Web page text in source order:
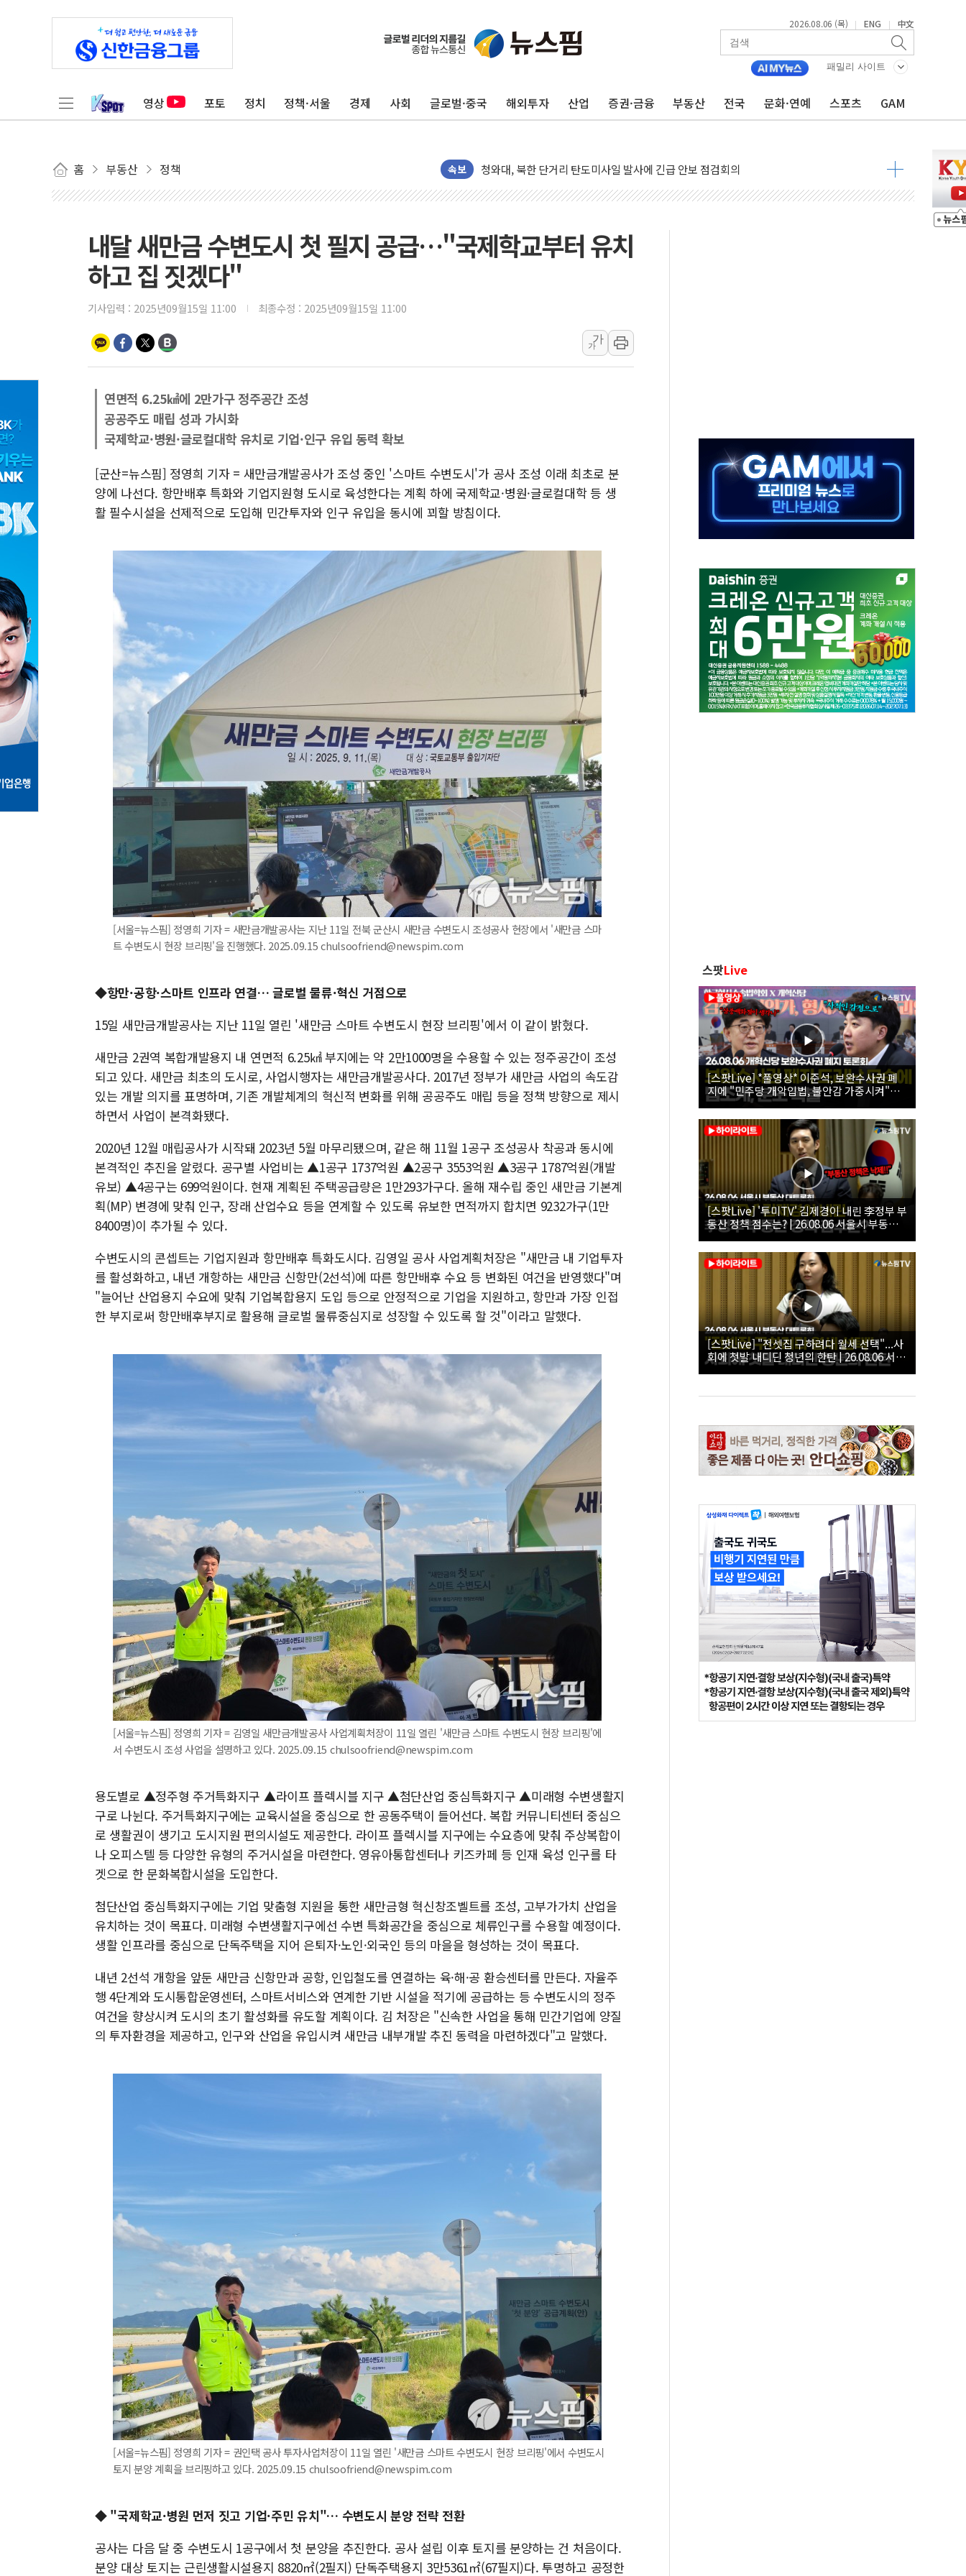
2026.08.06 (목) | ENG | 中文
패밀리 사이트
영상 포토 정치 정책·서울 경제 사회 글로벌·중국 해외투자 산업 증권·금융 부동산 전국 문화·연예 스포츠 GAM
홈 부동산 정책 속보
김정관 장관 "영업이익 N% 성과급 반대…상법·자본시장법 개정 논의"
뉴욕증시 프리뷰, 미 주가선물 AI주 차익실현 속 혼조세...웨스턴디지털·샌디스크↓
금값 7주 만에 최고…美 고용 둔화·호르무즈 재개방 기대에 강세
[인도증시] 중동 긴장 완화에 실적 호조까지, 상승...호실적 보고 기업 상승세 뚜렷
[베트남 증시] 지수 하락 속 'DGC' 임시 주총 기대감에 홀로 상한가…마진 잔액은 사상 최고
'월가의 황제' 다이먼 "금융시장 레버리지 위험수위…숨은 차입이 더 큰 변수"
[3보] 북, 원산서 동해로 단거리 탄도미사일 1발 발사… 올해 10번째·42일 만 도발
우크라 드론 전술, 중남미 콜롬비아에 새 안보 위기… 반군·마약카르텔이 습득해 전투 활용
강원도 폭염특보 11일째…온열질환·가축 피해 최소화 '총력 대응'
[코인 시황] 비트코인, ETF 자금 유입에도 박스권…美 암호화폐 법안 처리 여부도 변수
[르포] 39도 폭염 속 잠실 개표소 시위 '62일째'..."대부분 여기서 상주"
내달 새만금 수변도시 첫 필지 공급…"국제학교부터 유치
하고 집 짓겠다"
기사입력 : 2025년09월15일 11:00 최종수정 : 2025년09월15일 11:00
가
가
연면적 6.25㎢에 2만가구 정주공간 조성
공공주도 매립 성과 가시화
국제학교·병원·글로컬대학 유치로 기업·인구 유입 동력 확보
[군산=뉴스핌] 정영희 기자 = 새만금개발공사가 조성 중인 '스마트 수변도시'가 공사 조성 이래 최초로 분
양에 나선다. 항만배후 특화와 기업지원형 도시로 육성한다는 계획 하에 국제학교·병원·글로컬대학 등 생
활 필수시설을 선제적으로 도입해 민간투자와 인구 유입을 동시에 꾀할 방침이다.
[서울=뉴스핌] 정영희 기자 = 새만금개발공사는 지난 11일 전북 군산시 새만금 수변도시 조성공사 현장에서 '새만금 스마
트 수변도시 현장 브리핑'을 진행했다. 2025.09.15 chulsoofriend@newspim.com
◆항만·공항·스마트 인프라 연결… 글로벌 물류·혁신 거점으로
15일 새만금개발공사는 지난 11일 열린 '새만금 스마트 수변도시 현장 브리핑'에서 이 같이 밝혔다.
새만금 2권역 복합개발용지 내 연면적 6.25㎢ 부지에는 약 2만1000명을 수용할 수 있는 정주공간이 조성
되고 있다. 새만금 최초의 도시로, 사업시행자는 새만금개발공사다. 2017년 정부가 새만금 사업의 속도감
있는 개발 의지를 표명하며, 기존 개발체계의 혁신적 변화를 위해 공공주도 매립 등을 정책 방향으로 제시
하면서 사업이 본격화됐다.
2020년 12월 매립공사가 시작돼 2023년 5월 마무리됐으며, 같은 해 11월 1공구 조성공사 착공과 동시에
본격적인 추진을 알렸다. 공구별 사업비는 ▲1공구 1737억원 ▲2공구 3553억원 ▲3공구 1787억원(개발
유보) ▲4공구는 699억원이다. 현재 계획된 주택공급량은 1만293가구다. 올해 재수립 중인 새만금 기본계
획(MP) 변경에 맞춰 인구, 장래 산업수요 등을 연계할 수 있도록 유보한 면적까지 합치면 9232가구(1만
8400명)이 추가될 수 있다.
수변도시의 콘셉트는 기업지원과 항만배후 특화도시다. 김영일 공사 사업계획처장은 "새만금 내 기업투자
를 활성화하고, 내년 개항하는 새만금 신항만(2선석)에 따른 항만배후 수요 등 변화된 여건을 반영했다"며
"늘어난 산업용지 수요에 맞춰 기업복합용지 도입 등으로 안정적으로 기업을 지원하고, 항만과 가장 인접
한 부지로써 항만배후부지로 활용해 글로벌 물류중심지로 성장할 수 있도록 할 것"이라고 말했다.
[서울=뉴스핌] 정영희 기자 = 김영일 새만금개발공사 사업계획처장이 11일 열린 '새만금 스마트 수변도시 현장 브리핑'에
서 수변도시 조성 사업을 설명하고 있다. 2025.09.15 chulsoofriend@newspim.com
용도별로 ▲정주형 주거특화지구 ▲라이프 플렉시블 지구 ▲첨단산업 중심특화지구 ▲미래형 수변생활지
구로 나뉜다. 주거특화지구에는 교육시설을 중심으로 한 공동주택이 들어선다. 복합 커뮤니티센터 중심으
로 생활권이 생기고 도시지원 편의시설도 제공한다. 라이프 플렉시블 지구에는 수요층에 맞춰 주상복합이
나 오피스텔 등 다양한 유형의 주거시설을 마련한다. 영유아통합센터나 키즈카페 등 인재 육성 인구를 타
겟으로 한 문화복합시설을 도입한다.
첨단산업 중심특화지구에는 기업 맞춤형 지원을 통한 새만금형 혁신창조벨트를 조성, 고부가가치 산업을
유치하는 것이 목표다. 미래형 수변생활지구에선 수변 특화공간을 중심으로 체류인구를 수용할 예정이다.
생활 인프라를 중심으로 단독주택을 지어 은퇴자·노인·외국인 등의 마을을 형성하는 것이 목표다.
내년 2선석 개항을 앞둔 새만금 신항만과 공항, 인입철도를 연결하는 육·해·공 환승센터를 만든다. 자율주
행 4단계와 도시통합운영센터, 스마트서비스와 연계한 기반 시설을 적기에 공급하는 등 수변도시의 정주
여건을 향상시켜 도시의 초기 활성화를 유도할 계획이다. 김 처장은 "신속한 사업을 통해 민간기업에 양질
의 투자환경을 제공하고, 인구와 산업을 유입시켜 새만금 내부개발 추진 동력을 마련하겠다"고 말했다.
[서울=뉴스핌] 정영희 기자 = 권인택 공사 투자사업처장이 11일 열린 '새만금 스마트 수변도시 현장 브리핑'에서 수변도시
토지 분양 계획을 브리핑하고 있다. 2025.09.15 chulsoofriend@newspim.com
◆ "국제학교·병원 먼저 짓고 기업·주민 유치"… 수변도시 분양 전략 전환
공사는 다음 달 중 수변도시 1공구에서 첫 분양을 추진한다. 공사 설립 이후 토지를 분양하는 건 처음이다.
분양 대상 토지는 근린생활시설용지 8820㎡(2필지) 단독주택용지 3만5361㎡(67필지)다. 투명하고 공정한
스팟Live
[스팟Live] *풀영상* 이준석, 보완수사권 폐
지에 "민주당 개악입법, 불안감 가중시켜"｜
26.08.06 개혁신당 보완수사권 폐지 토론회
[스팟Live] '투미TV' 김제경이 내린 李정부 부
동산 정책 점수는? | 26.08.06 서울시 부동산
대토론회
[스팟Live] "전셋집 구하려다 월세 선택"...사
회에 첫발 내디딘 청년의 한탄 | 26.08.06 서울
시 부동산 대토론회